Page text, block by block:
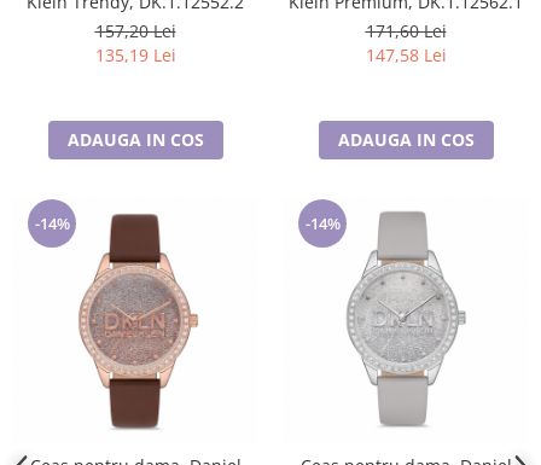
157,20 Lei
135,19 Lei
ADAUGA IN COS
171,60 Lei
147,58 Lei
ADAUGA IN COS
-14% -14%